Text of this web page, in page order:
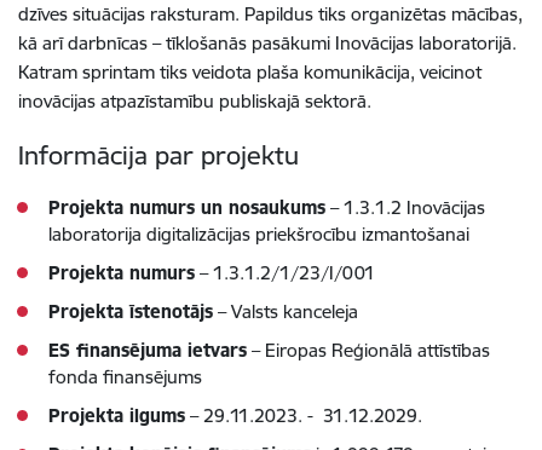
dzīves situācijas raksturam. Papildus tiks organizētas mācības,
kā arī darbnīcas – tīklošanās pasākumi Inovācijas laboratorijā.
Katram sprintam tiks veidota plaša komunikācija, veicinot
inovācijas atpazīstamību publiskajā sektorā.
Informācija par projektu
Projekta numurs un nosaukums – 1.3.1.2 Inovācijas
laboratorija digitalizācijas priekšrocību izmantošanai
Projekta numurs – 1.3.1.2/1/23/I/001
Projekta īstenotājs – Valsts kanceleja
ES finansējuma ietvars – Eiropas Reģionālā attīstības
fonda finansējums
Projekta ilgums – 29.11.2023. - 31.12.2029.